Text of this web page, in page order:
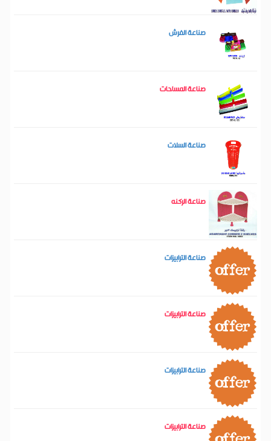
صناعة الفرش
صناعة المساحات
صناعة السلات
صناعة الركنه
صناعة الترابيزات
صناعة الترابيزات
صناعة الترابيزات
صناعة الترابيزات